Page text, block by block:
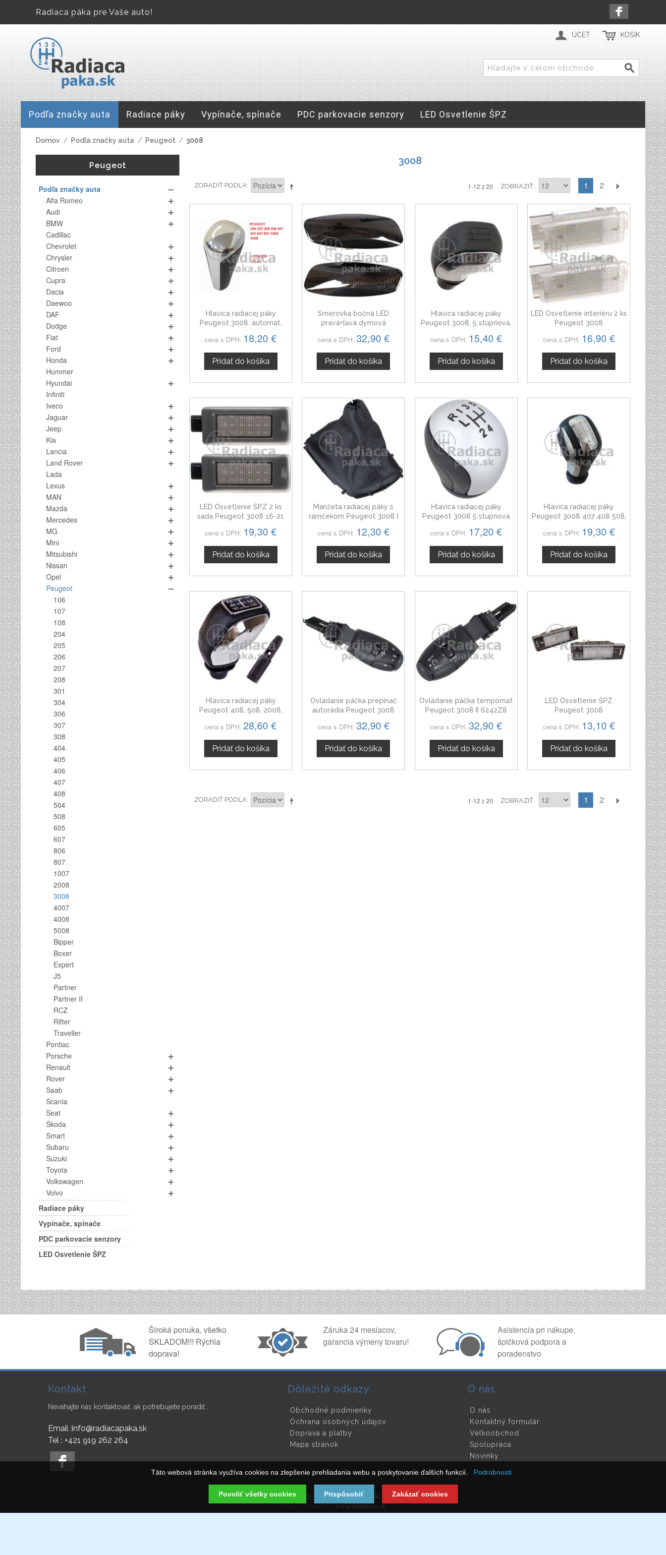
Radiaca páka pre Vaše auto!
ÚČET KOŠÍK
Podľa značky auta Radiace páky Vypínače, spínače PDC parkovacie senzory LED Osvetlenie ŠPZ
Domov / Podľa značky auta / Peugeot / 3008
3008
ZORADIŤ PODĽA 1-12 z 20 ZOBRAZIŤ 1 2
Hlavica radiacej páky
Peugeot 3008, automat,
cena s DPH: 18,20 €
Pridať do košíka
Smerovka bočná LED
pravá+ľavá dymová
6325G5
cena s DPH: 32,90 €
Pridať do košíka
Hlavica radiacej páky
Peugeot 3008, 5 stupňová,
cena s DPH: 15,40 €
Pridať do košíka
LED Osvetlenie interiéru 2 ks
Peugeot 3008
cena s DPH: 16,90 €
Pridať do košíka
LED Osvetlenie ŠPZ 2 ks
sada Peugeot 3008 16-21
cena s DPH: 19,30 €
Pridať do košíka
Manžeta radiacej páky s
rámčekom Peugeot 3008 I
cena s DPH: 12,30 €
Pridať do košíka
Hlavica radiacej páky
Peugeot 3008 5 stupňová
cena s DPH: 17,20 €
Pridať do košíka
Hlavica radiacej páky
Peugeot 3008 407 408 508,
cena s DPH: 19,30 €
Pridať do košíka
Hlavica radiacej páky
Peugeot 408, 508, 2008,
cena s DPH: 28,60 €
Pridať do košíka
Ovládanie páčka prepínač
autorádia Peugeot 3008
cena s DPH: 32,90 €
Pridať do košíka
Ovládanie páčka tempomat
Peugeot 3008 II 6242Z8
cena s DPH: 32,90 €
Pridať do košíka
LED Osvetlenie ŠPZ
Peugeot 3008
cena s DPH: 13,10 €
Pridať do košíka
ZORADIŤ PODĽA 1-12 z 20 ZOBRAZIŤ 1 2
Peugeot
Podľa značky auta
Alfa Romeo
Audi
BMW
Cadillac
Chevrolet
Chrysler
Citroen
Cupra
Dacia
Daewoo
DAF
Dodge
Fiat
Ford
Honda
Hummer
Hyundai
Infiniti
Iveco
Jaguar
Jeep
Kia
Lancia
Land Rover
Lada
Lexus
MAN
Mazda
Mercedes
MG
Mini
Mitsubishi
Nissan
Opel
Peugeot
106
107
108
204
205
206
207
208
301
304
306
307
308
404
405
406
407
408
504
508
605
607
806
807
1007
2008
3008
4007
4008
5008
Bipper
Boxer
Expert
J5
Partner
Partner II
RCZ
Rifter
Traveller
Pontiac
Porsche
Renault
Rover
Saab
Scania
Seat
Škoda
Smart
Subaru
Suzuki
Toyota
Volkswagen
Volvo
Radiace páky
Vypínače, spínače
PDC parkovacie senzory
LED Osvetlenie ŠPZ
Široká ponuka, všetko
SKLADOM!!! Rýchla
doprava!
Záruka 24 mesiacov,
garancia výmeny tovaru!
Asistencia pri nákupe,
špičková podpora a
poradenstvo
O nás
O nás
Kontaktný formulár
Veľkoobchod
Spolupráca
Novinky
Dôležité odkazy
Obchodné podmienky
Ochrana osobných údajov
Doprava a platby
Mapa stránok
Kontakt
Neváhajte nás kontaktovať, ak potrebujete poradiť..
Email :info@radiacapaka.sk
Tel : +421 919 262 264
© 2019 www.Radiacapaka.sk
www.Webplus.sk
Táto webová stránka využíva cookies na zlepšenie prehliadania webu a poskytovanie ďalších funkcií. Podrobnosti
Povoliť všetky cookies Prispôsobiť Zakázať cookies